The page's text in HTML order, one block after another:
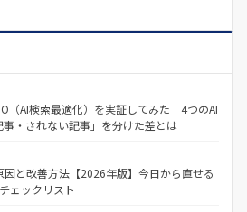
（AI検索最適化）を実証してみた｜4つのAI
・されない記事」を分けた差とは
因と改善方法【2026年版】今日から直せる
ェックリスト